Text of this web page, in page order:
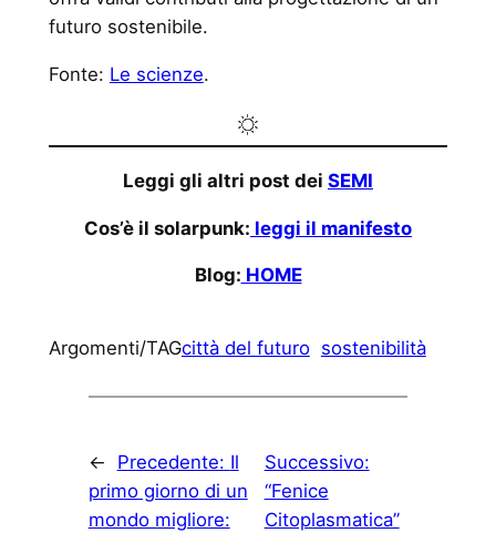
futuro sostenibile.
Fonte: Le scienze.
Leggi gli altri post dei SEMI
Cos’è il solarpunk: leggi il manifesto
Blog: HOME
Argomenti/TAGcittà del futuro sostenibilità
← Precedente: Il
primo giorno di un
mondo migliore:
Successivo:
“Fenice
Citoplasmatica”